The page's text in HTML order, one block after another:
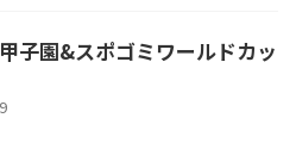
子園&スポゴミワールドカッ